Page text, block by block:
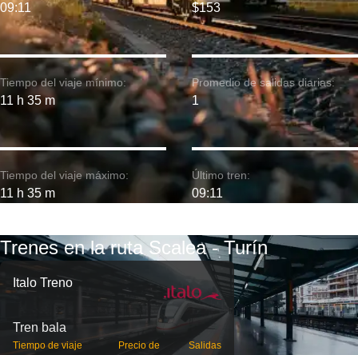
Tiempo del viaje mínimo:
11 h 35 m
09:11
Tiempo del viaje máximo:
11 h 35 m
$153
Promedio de salidas diarias:
1
Último tren:
09:11
Trenes en la ruta Scalea - Turín
Italo Treno
Tren bala
Tiempo de viaje Precio de Salidas